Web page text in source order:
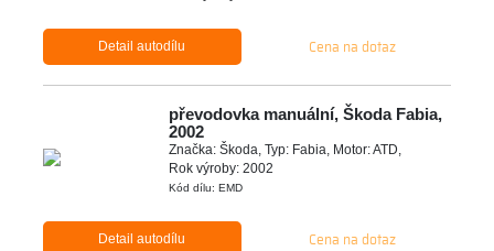
Detail autodílu Cena na dotaz
převodovka manuální, Škoda Fabia,
2002
Značka: Škoda, Typ: Fabia, Motor: ATD,
Rok výroby: 2002
Kód dílu: EMD
Detail autodílu Cena na dotaz